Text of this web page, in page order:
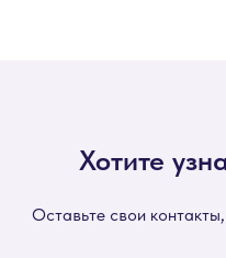
Хотите
Оставьте свои